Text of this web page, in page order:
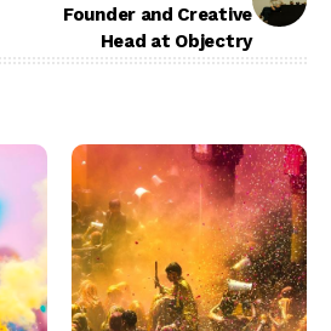
Founder and Creative
Head at Objectry